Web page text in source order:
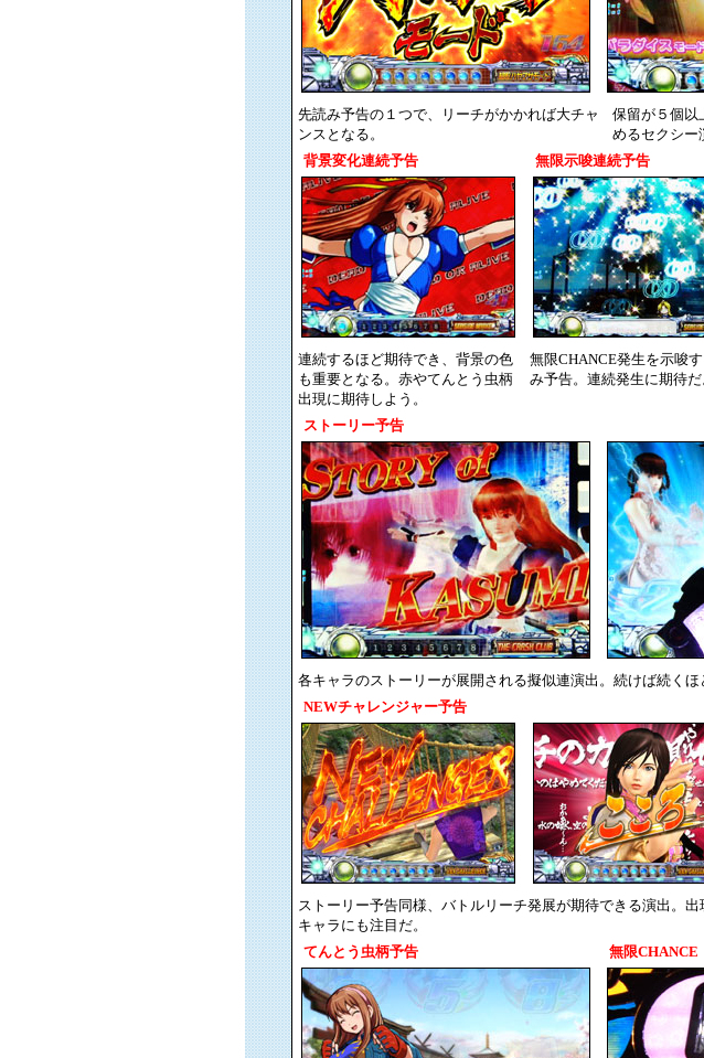
先読み予告の１つで、リーチがかかれば大チャ
ンスとなる。
保留が５個以
めるセクシー
背景変化連続予告
無限示唆連続予告
連続するほど期待でき、背景の色
も重要となる。赤やてんとう虫柄
出現に期待しよう。
無限CHANCE発生を示唆
み予告。連続発生に期待だ
ストーリー予告
各キャラのストーリーが展開される擬似連演出。続けば続く
NEWチャレンジャー予告
ストーリー予告同様、バトルリーチ発展が期待できる演出。出
キャラにも注目だ。
てんとう虫柄予告
無限CHANCE